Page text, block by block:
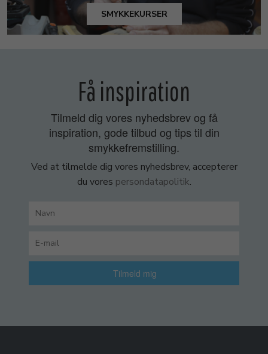
SMYKKEKURSER
Få inspiration
Tilmeld dig vores nyhedsbrev og få
inspiration, gode tilbud og tips til din
smykkefremstilling.
Ved at tilmelde dig vores nyhedsbrev, accepterer
du vores persondatapolitik.
Tilmeld mig